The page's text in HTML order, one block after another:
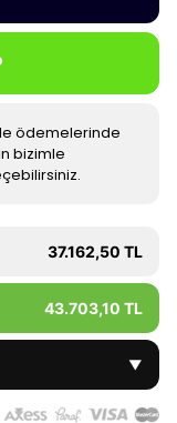
ödemelerinde
bizimle
37.162,50 TL
43.703,10 TL
▼